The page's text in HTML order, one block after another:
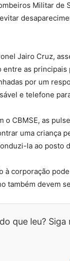
Militar de
Jairo Cruz,
entre as principais
por um
e telefone
o CBMSE, as
uma criança
la ao posto
à corporação
também devem
que leu?